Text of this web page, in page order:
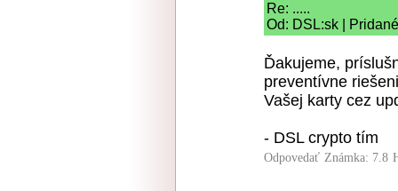
Re: .....
Od: DSL:sk |
Ďakujeme,
preventívne
Vašej karty cez
- DSL crypto tím
Odpovedať Známka: 7.8